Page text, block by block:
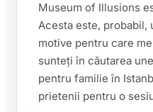
Museum of Illusions
Acesta este, probabil,
motive pentru care
sunteți în căutarea
pentru familie în
prietenii pentru o